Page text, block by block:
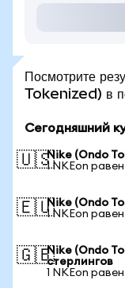
Посмотрите
Tokenized) в
Сегодняшний
🇺🇸Nike (Ondo
1 NKEon
🇪🇺Nike (Ondo
1 NKEon
🇬🇧Nike (Ondo
стерлингов
1 NKEon равен